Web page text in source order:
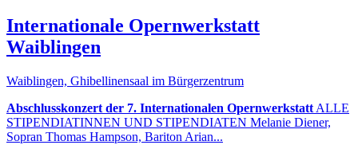
Internationale Opernwerkstatt
Waiblingen
Waiblingen, Ghibellinensaal im Bürgerzentrum
Abschlusskonzert der 7. Internationalen Opernwerkstatt ALLE
STIPENDIATINNEN UND STIPENDIATEN Melanie Diener,
Sopran Thomas Hampson, Bariton Arian...